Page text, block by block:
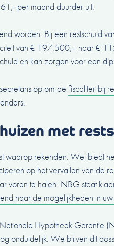
per maand duurder uit.
worden. Bij een restschuld
van € 197.500,- naar €
en kan zorgen voor een
op om de fiscaliteit bij
met
waarop rekenden. Wel biedt
op het vervallen van de
voren te halen. NBG staat
naar de mogelijkheden in uw
Hypotheek Garantie
onduidelijk. We blijven dit